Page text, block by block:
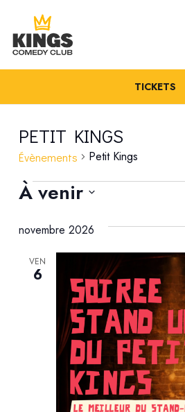
TICKETS
PETIT KINGS
Évènements Petit Kings
ÉVÈNEMENTS
À venir
une
novembre 2026
VEN
6